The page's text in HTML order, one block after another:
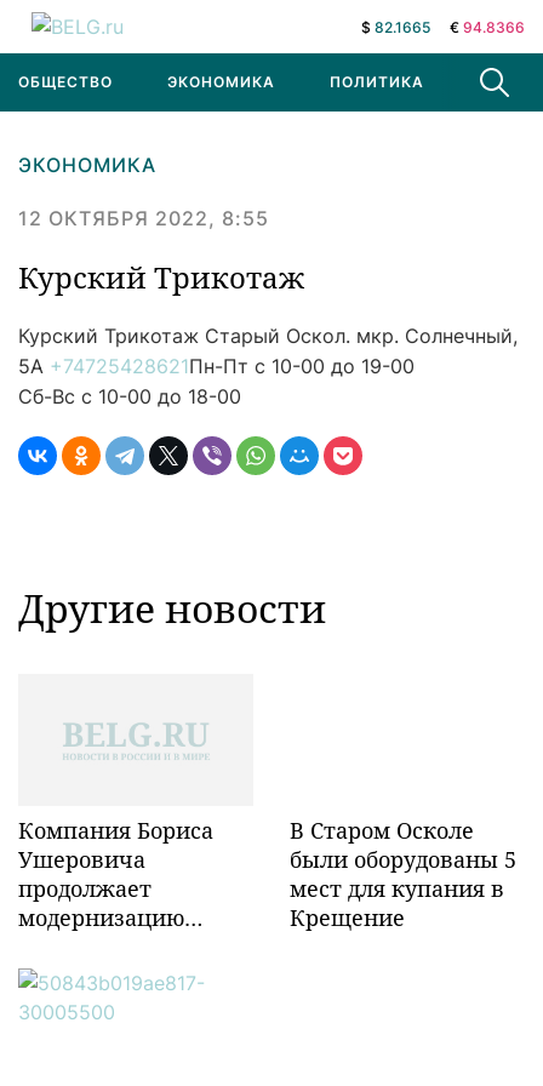
$ 82.1665 € 94.8366
ОБЩЕСТВО ЭКОНОМИКА ПОЛИТИКА В МИРЕ
ЭКОНОМИКА
12 ОКТЯБРЯ 2022, 8:55
Курский Трикотаж
Курский Трикотаж Старый Оскол. мкр. Солнечный,
5А +74725428621Пн-Пт с 10-00 до 19-00
Сб-Вс с 10-00 до 18-00
Другие новости
Компания Бориса
Ушеровича
продолжает
модернизацию
инфраструктуры в
Забайкалье
В Старом Осколе
были оборудованы 5
мест для купания в
Крещение